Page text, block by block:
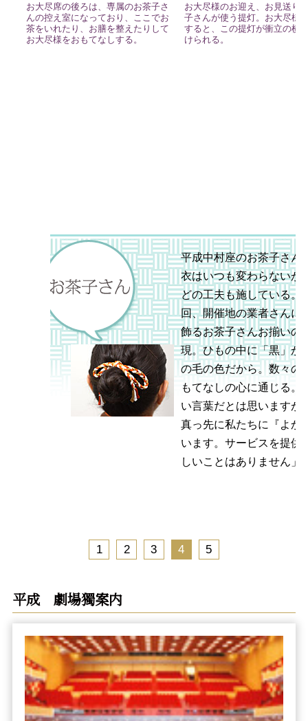
お大尽席の後ろは、専属のお茶子さ
んの控え室になっており、ここでお
茶をいれたり、お膳を整えたりして
お大尽様をおもてなしする。
お大尽様のお迎え、お見送り
子さんが使う提灯。お大尽様
すると、この提灯が衝立の横
けられる。
平成中村座のお茶子さん
衣はいつも変わらないが
どの工夫も施している。
回、開催地の業者さんに
飾るお茶子さんお揃いの
現。ひもの中に「黒」が
の毛の色だから。数々の
もてなしの心に通じる。
い言葉だとは思いますが
真っ先に私たちに『よか
います。サービスを提供
しいことはありません
1 2 3 4 5
平成 劇場獨案内